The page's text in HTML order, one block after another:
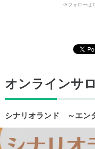
※フォローは
オンラインサ
シナリオランド ～エン